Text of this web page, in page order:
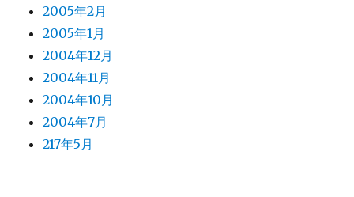
2005年2月
2005年1月
2004年12月
2004年11月
2004年10月
2004年7月
217年5月